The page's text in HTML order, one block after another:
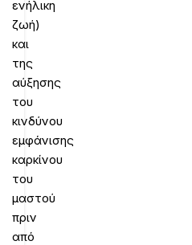
ενήλικη
ζωή)
και
της
αύξησης
του
κινδύνου
εμφάνισης
καρκίνου
του
μαστού
πριν
από